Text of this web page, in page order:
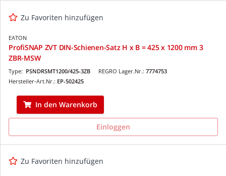
Zu Favoriten hinzufügen
EATON
ProfiSNAP ZVT DIN-Schienen-Satz H x B = 425 x 1200 mm 3
ZBR-MSW
REGRO Lager.Nr.: 7774753
Type: PSNDRSMT1200/425-3ZB
Hersteller-Art.Nr.: EP-502425
In den Warenkorb
Einloggen
Zu Favoriten hinzufügen